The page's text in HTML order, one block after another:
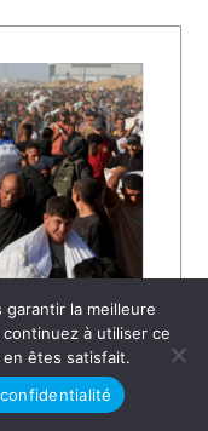
pour
la meilleure
à utiliser ce
êtes satisfait.